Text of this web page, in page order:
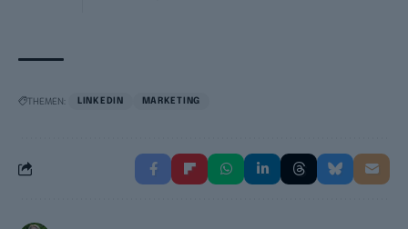
THEMEN: LINKEDIN MARKETING